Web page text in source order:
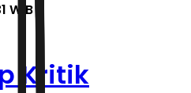
WIB
Kritik